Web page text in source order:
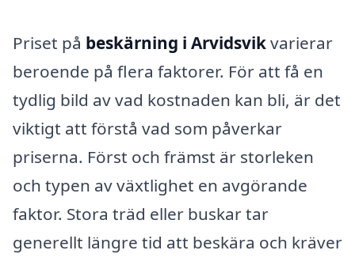
Priset på beskärning i Arvidsvikvarierar
beroende på flera faktorer. För att få en
tydlig bild av vad kostnaden kan bli, är det
viktigt att förstå vad som påverkar
priserna. Först och främst är storleken
och typen av växtlighet en avgörande
faktor. Stora träd eller buskar tar
generellt längre tid att beskära och kräver